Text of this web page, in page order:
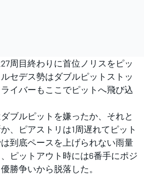
周目終わりに首位ノリスをピッ
セデス勢はダブルピットストッ
イバーもここでピットへ飛び込
ブルピットを嫌ったか、それと
、ピアストリは1周遅れてピット
到底ペースを上げられない雨量
ピットアウト時には6番手にポジ
勝争いから脱落した。